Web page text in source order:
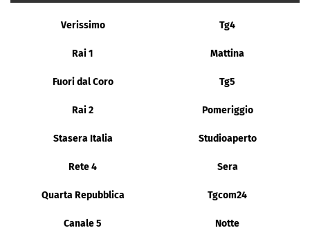
Verissimo Tg4
Rai 1 Mattina
Fuori dal Coro Tg5
Rai 2 Pomeriggio
Stasera Italia Studioaperto
Rete 4 Sera
Quarta Repubblica Tgcom24
Canale 5 Notte